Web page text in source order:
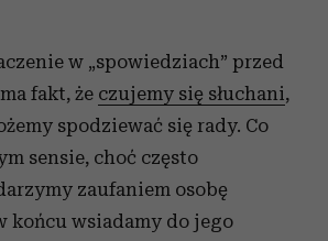
w „spowiedziach” przed
fakt, że czujemy się słuchani,
spodziewać się rady. Co
sensie, choć często
zaufaniem osobę
końcu wsiadamy do jego